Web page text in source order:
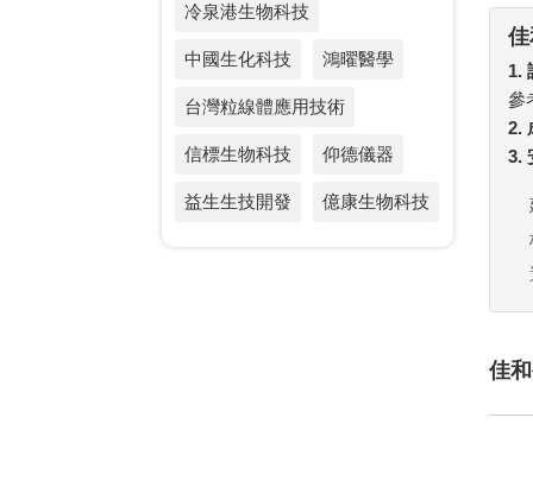
冷泉港生物科技
中國生化科技 鴻曜醫學
台灣粒線體應用技術
信標生物科技 仰德儀器
益生生技開發 億康生物科技
1.
參
2.
3.
佳